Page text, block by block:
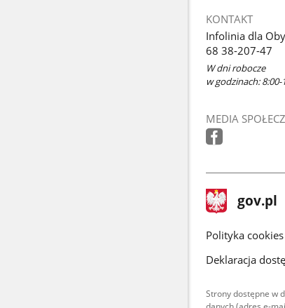
KONTAKT
Infolinia dla
68 38-207-47
W dni robocze
w godzinach: 8:00-
MEDIA
stopka
gov.pl Strona
gov.pl
gov.pl
Polityka cookies
Deklaracja
Strony dostępne w